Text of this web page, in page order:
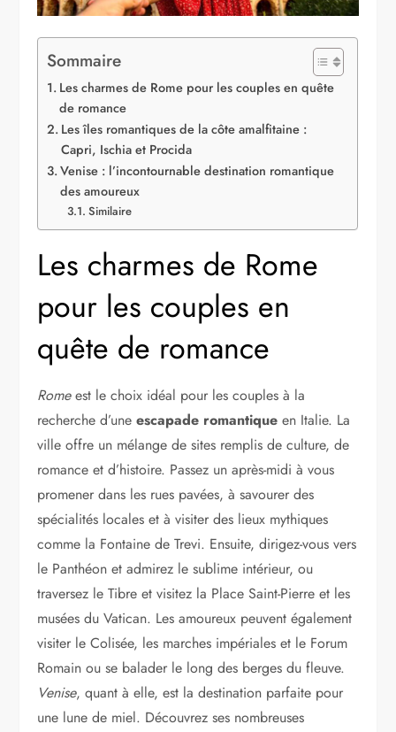
Sommaire
Les charmes de Rome pour les couples en quête
de romance
Les îles romantiques de la côte amalfitaine :
Capri, Ischia et Procida
Venise : l’incontournable destination romantique
des amoureux
Similaire
Les charmes de Rome
pour les couples en
quête de romance
Romeest le choix idéal pour les couples à la
recherche d’uneescapade romantique en Italie. La
ville offre un mélange de sites remplis de culture, de
romance et d’histoire. Passez un après-midi à vous
promener dans les rues pavées, à savourer des
spécialités locales et à visiter des lieux mythiques
comme la Fontaine de Trevi. Ensuite, dirigez-vous vers
le Panthéon et admirez le sublime intérieur, ou
traversez le Tibre et visitez la Place Saint-Pierre et les
musées du Vatican. Les amoureux peuvent également
visiter le Colisée, les marches impériales et le Forum
Romain ou se balader le long des berges du fleuve.
Venise, quant à elle, est la destination parfaite pour
une lune de miel. Découvrez ses nombreuses